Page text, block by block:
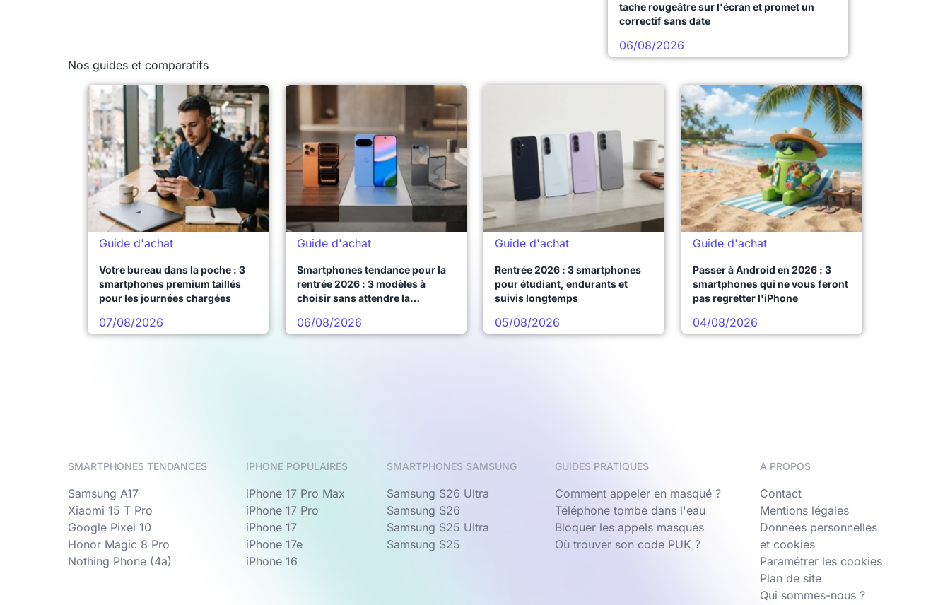
tache rougeâtre sur l'écran et promet un
correctif sans date
06/08/2026
Nos guides et comparatifs
Guide d'achat
Votre bureau dans la poche : 3
smartphones premium taillés
pour les journées chargées
07/08/2026
Guide d'achat
Smartphones tendance pour la
rentrée 2026 : 3 modèles à
choisir sans attendre la
06/08/2026
Guide d'achat
Rentrée 2026 : 3 smartphones
pour étudiant, endurants et
suivis longtemps
05/08/2026
Guide d'achat
Passer à Android en 2026 : 3
smartphones qui ne vous feront
pas regretter l'iPhone
04/08/2026
SMARTPHONES TENDANCES
Samsung A17
Xiaomi 15 T Pro
Google Pixel 10
Honor Magic 8 Pro
Nothing Phone (4a)
IPHONE POPULAIRES
iPhone 17 Pro Max
iPhone 17 Pro
iPhone 17
iPhone 17e
iPhone 16
SMARTPHONES SAMSUNG
Samsung S26 Ultra
Samsung S26
Samsung S25 Ultra
Samsung S25
GUIDES PRATIQUES
Comment appeler en masqué ?
Téléphone tombé dans l'eau
Bloquer les appels masqués
Où trouver son code PUK ?
A PROPOS
Contact
Mentions légales
Données personnelles
et cookies
Paramétrer les cookies
Plan de site
Qui sommes-nous ?